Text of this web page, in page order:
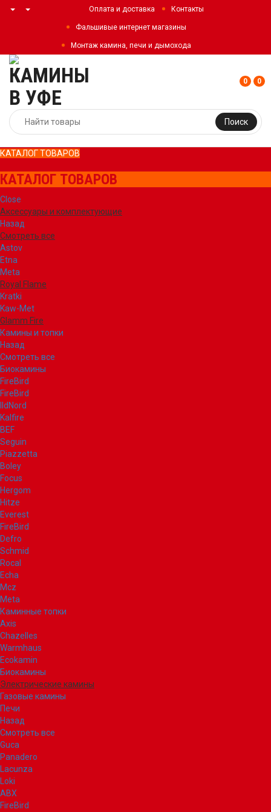
Оплата и доставка Контакты
Фальшивые интернет магазины
Монтаж камина, печи и дымохода
Поиск
0 0
КАТАЛОГ ТОВАРОВ
КАТАЛОГ ТОВАРОВ
Close
Аксессуары и комплектующие
Назад
Смотреть все
Astov
Etna
Meta
Royal Flame
Kratki
Kaw-Met
Glamm Fire
Камины и топки
Назад
Смотреть все
Биокамины
FireBird
FireBird
IldNord
Kalfire
BEF
Seguin
Piazzetta
Boley
Focus
Hergom
Hitze
Everest
FireBird
Defro
Schmid
Rocal
Echa
Mcz
Meta
Каминные топки
Axis
Chazelles
Warmhaus
Ecokamin
Биокамины
Электрические камины
Газовые камины
Печи
Назад
Смотреть все
Guca
Panadero
Lacunza
Loki
ABX
FireBird